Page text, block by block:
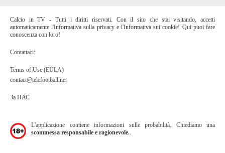
Calcio in TV - Tutti i diritti riservati. Con il sito che stai visitando, accetti
automaticamente l'Informativa sulla privacy e l'Informativa sui cookie! Qui puoi fare
conoscenza con loro!
Contattaci:
Terms of Use (EULA)
contact@telefootball.net
За НАС
L'applicazione contiene informazioni sulle probabilità. Chiediamo una
scommessa responsabile e ragionevole.